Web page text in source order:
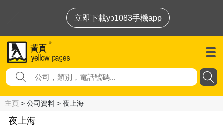
立即下載yp1083手機app
主頁 > 公司資料 > 夜上海
夜上海